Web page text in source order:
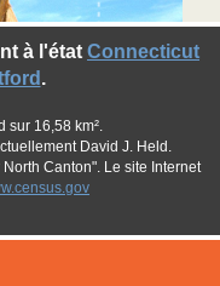
à l'état Connecticut
.
sur 16,58 km².
David J. Held.
Canton". Le site Internet